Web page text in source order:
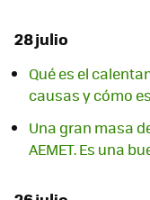
28 julio
Qué es el
causas y cómo
Una gran masa
AEMET. Es una